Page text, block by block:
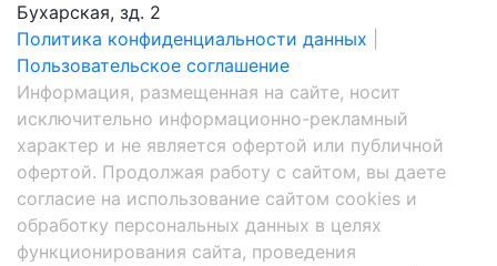
Бухарская, зд. 2
Политика конфиденциальности данных
Пользовательское соглашение
Информация, размещенная на сайте, носит
исключительно информационно-рекламный
характер и не является офертой или публичной
офертой. Продолжая работу с сайтом, вы даете
согласие на использование сайтом cookies и
обработку персональных данных в целях
функционирования сайта, проведения